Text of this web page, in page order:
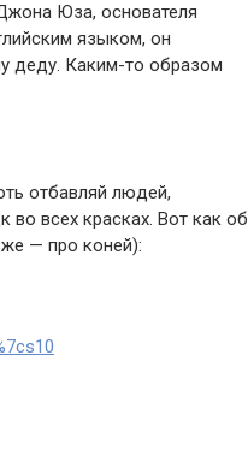
Юза, основателя
языком, он
деду. Каким-то образом
отбавляй людей,
всех красках. Вот как об
— про коней):